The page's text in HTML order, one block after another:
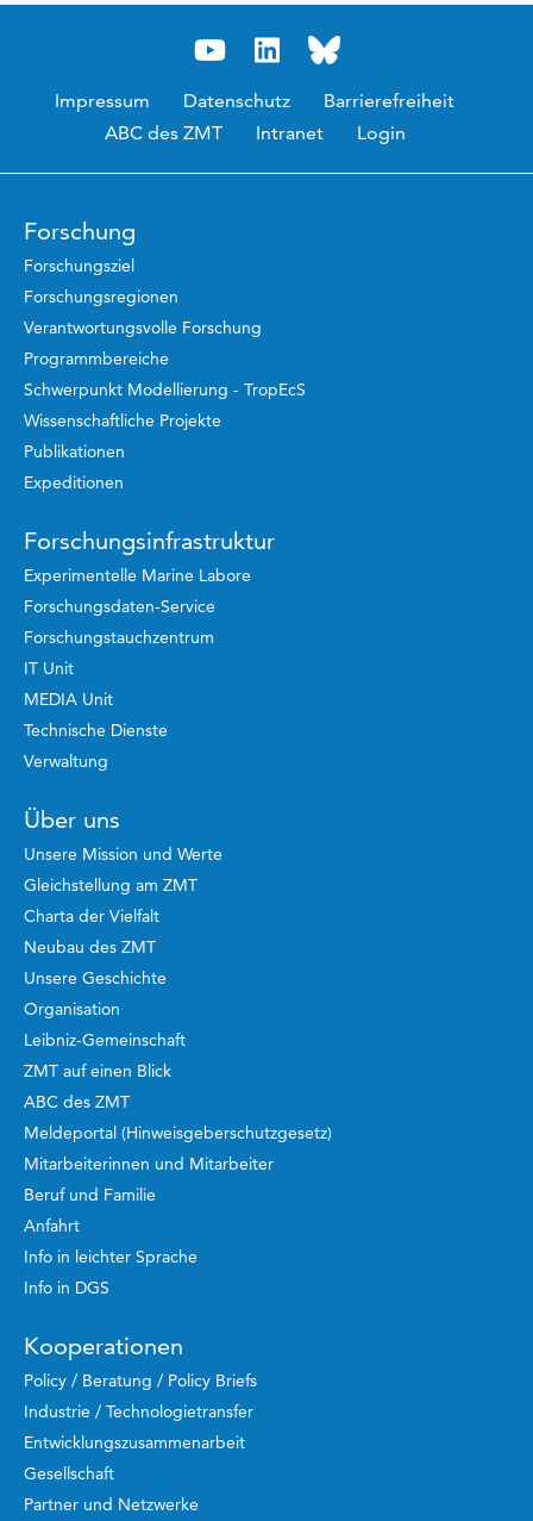
Impressum Datenschutz
Barrierefreiheit
ABC des ZMT
Intranet Login
Forschung
Forschungsziel
Forschungsregionen
Verantwortungsvolle Forschung
Programmbereiche
Schwerpunkt Modellierung - TropEcS
Wissenschaftliche Projekte
Publikationen
Expeditionen
Forschungsinfrastruktur
Experimentelle Marine Labore
Forschungsdaten-Service
Forschungstauchzentrum
IT Unit
MEDIA Unit
Technische Dienste
Verwaltung
Über uns
Unsere Mission und Werte
Gleichstellung am ZMT
Charta der Vielfalt
Neubau des ZMT
Unsere Geschichte
Organisation
Leibniz-Gemeinschaft
ZMT auf einen Blick
ABC des ZMT
Meldeportal (Hinweisgeberschutzgesetz)
Mitarbeiterinnen und Mitarbeiter
Beruf und Familie
Anfahrt
Info in leichter Sprache
Info in DGS
Kooperationen
Policy / Beratung / Policy Briefs
Industrie / Technologietransfer
Entwicklungszusammenarbeit
Gesellschaft
Partner und Netzwerke